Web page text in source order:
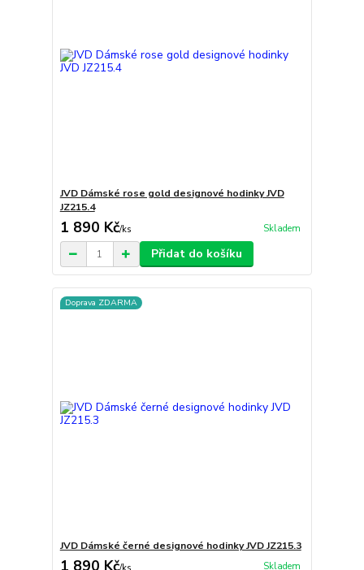
JVD Dámské rose gold designové hodinky JVD
JZ215.4
1 890 Kč/ks Skladem
Přidat do košíku
Doprava ZDARMA
JVD Dámské černé designové hodinky JVD JZ215.3
1 890 Kč Skladem